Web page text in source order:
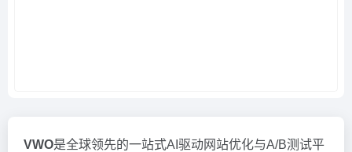
VWO是全球领先的一站式AI驱动网站优化与A/B测试平